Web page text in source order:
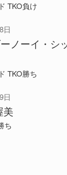
TKO負け
日
ノーイ・シ
TKO勝ち
日
美
ち